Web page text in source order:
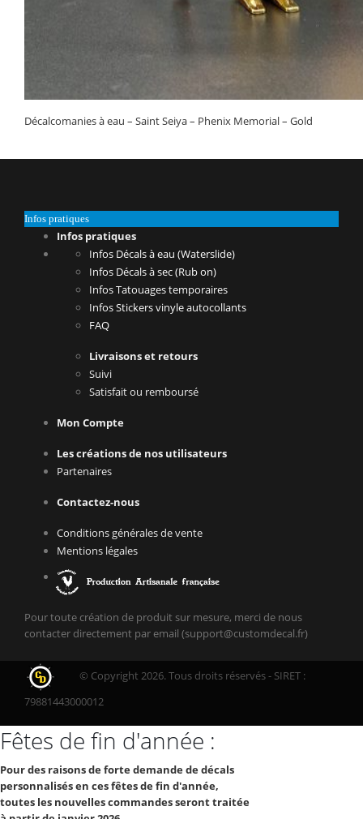
Décalcomanies à eau – Saint Seiya – Phenix Memorial – Gold
Infos pratiques
Infos pratiques
Infos Décals à eau (Waterslide)
Infos Décals à sec (Rub on)
Infos Tatouages temporaires
Infos Stickers vinyle autocollants
FAQ
Livraisons et retours
Suivi
Satisfait ou remboursé
Mon Compte
Les créations de nos utilisateurs
Partenaires
Contactez-nous
Conditions générales de vente
Mentions légales
Pour toute création de produit sur mesure, merci de nous
contacter directement par email (support@customdecal.fr)
© Copyright 2026. Tous droits réservés - SIRET :
79881443000012
Fêtes de fin d'année :
Pour des raisons de forte demande de décals
personnalisés en ces fêtes de fin d'année,
toutes les nouvelles commandes seront traitée